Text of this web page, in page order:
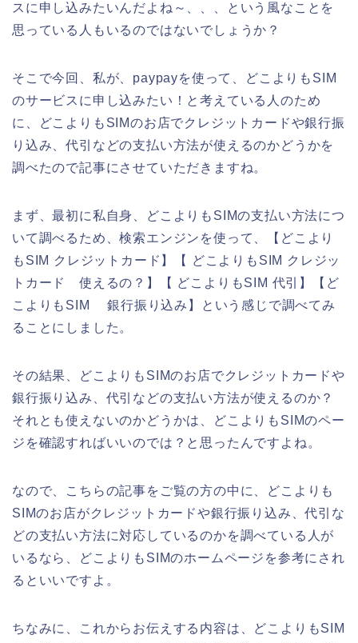
スに申し込みたいんだよね～、、、という風なことを
思っている人もいるのではないでしょうか？
そこで今回、私が、paypayを使って、どこよりもSIM
のサービスに申し込みたい！と考えている人のため
に、どこよりもSIMのお店でクレジットカードや銀行振
り込み、代引などの支払い方法が使えるのかどうかを
調べたので記事にさせていただきますね。
まず、最初に私自身、どこよりもSIMの支払い方法につ
いて調べるため、検索エンジンを使って、【どこより
もSIM クレジットカード】【 どこよりもSIM クレジッ
トカード 使えるの？】【 どこよりもSIM 代引】【ど
こよりもSIM 銀行振り込み】という感じで調べてみ
ることにしました。
その結果、どこよりもSIMのお店でクレジットカードや
銀行振り込み、代引などの支払い方法が使えるのか？
それとも使えないのかどうかは、どこよりもSIMのペー
ジを確認すればいいのでは？と思ったんですよね。
なので、こちらの記事をご覧の方の中に、どこよりも
SIMのお店がクレジットカードや銀行振り込み、代引な
どの支払い方法に対応しているのかを調べている人が
いるなら、どこよりもSIMのホームページを参考にされ
るといいですよ。
ちなみに、これからお伝えする内容は、どこよりもSIM